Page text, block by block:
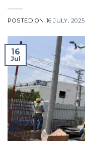
POSTED ON 16 JULY, 2025
16
Jul